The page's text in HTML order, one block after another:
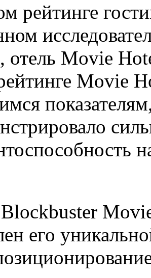
рейтинге
отель Movie
Movie
его